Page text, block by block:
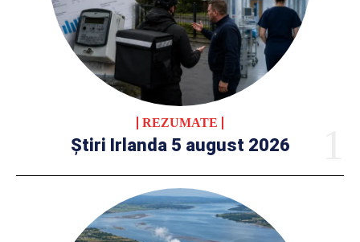
REZUMATE
Știri Irlanda 5 august 2026